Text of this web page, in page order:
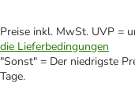
Preise inkl. MwSt. UVP =
die Lieferbedingungen
"Sonst" = Der niedrigste
Tage.